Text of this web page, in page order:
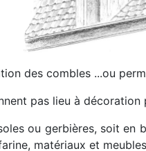
des combles ...ou
pas lieu à
ou gerbières, soit
matériaux et